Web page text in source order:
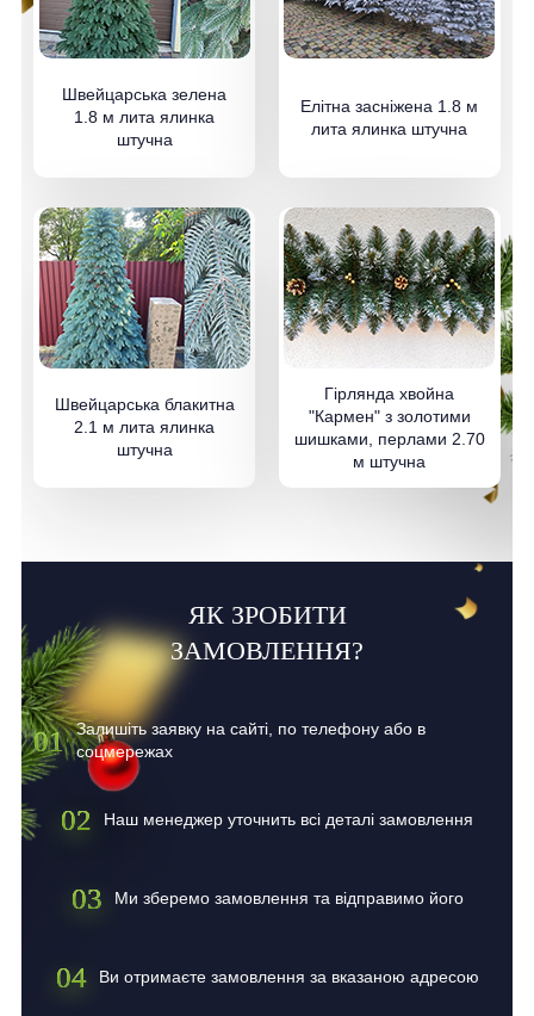
Швейцарська зелена
1.8 м лита ялинка
штучна
Елітна засніжена 1.8 м
лита ялинка штучна
Швейцарська блакитна
2.1 м лита ялинка
штучна
Гірлянда хвойна
"Кармен" з золотими
шишками, перлами 2.70
м штучна
ЯК ЗРОБИТИ
ЗАМОВЛЕННЯ?
01
Залишіть заявку на сайті, по телефону або в
соцмережах
02 Наш менеджер уточнить всі деталі замовлення
03 Ми зберемо замовлення та відправимо його
04 Ви отримаєте замовлення за вказаною адресою